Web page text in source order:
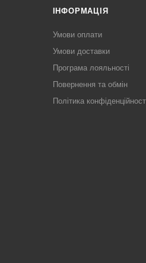
ІНФОРМАЦІЯ
Умови оплати
Умови доставки
Програма лояльності
Повернення та обмін
Політика